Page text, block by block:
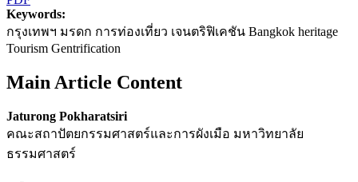
Keywords:
กรุงเทพฯ มรดก การท่องเที่ยว เจนตริฟิเคชัน Bangkok heritage
Tourism Gentrification
Main Article Content
Jaturong Pokharatsiri
คณะสถาปัตยกรรมศาสตร์และการผังเมือ มหาวิทยาลัย
ธรรมศาสตร์